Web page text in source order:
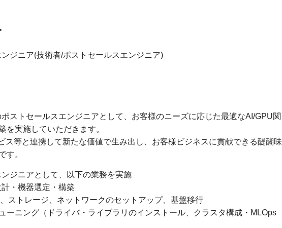
ジニア(技術者/ポストセールスエンジニア)
ストセールスエンジニアとして、お客様のニーズに応じた最適なAI/GPU関
を実施していただきます。
ス等と連携して新たな価値で生み出し、お客様ビジネスに貢献できる醍醐味
す。
ジニアとして、以下の業務を実施
計・機器選定・構築
ストレージ、ネットワークのセットアップ、基盤移行
ーニング（ドライバ・ライブラリのインストール、クラスタ構成・MLOps